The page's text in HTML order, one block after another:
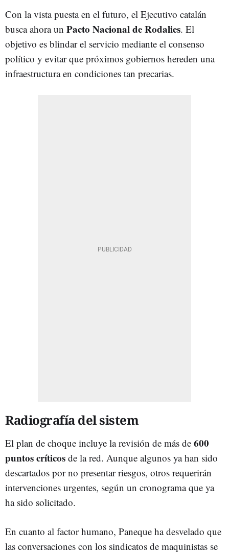
Con la vista puesta en el futuro, el Ejecutivo catalán
busca ahora un Pacto Nacional de Rodalies. El
objetivo es blindar el servicio mediante el consenso
político y evitar que próximos gobiernos hereden una
infraestructura en condiciones tan precarias.
Radiografía del sistem
El plan de choque incluye la revisión de más de 600
puntos críticos de la red. Aunque algunos ya han sido
descartados por no presentar riesgos, otros requerirán
intervenciones urgentes, según un cronograma que ya
ha sido solicitado.
En cuanto al factor humano, Paneque ha desvelado que
las conversaciones con los sindicatos de maquinistas se